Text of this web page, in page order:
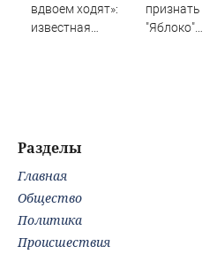
вдвоем ходят»:
известная
признать
"Яблоко"
Разделы
Главная
Общество
Политика
Происшествия